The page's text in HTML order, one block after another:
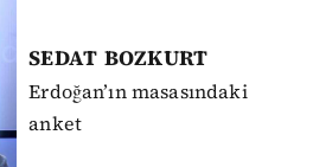
SEDAT BOZKURT
Erdoğan’ın masasındaki
anket